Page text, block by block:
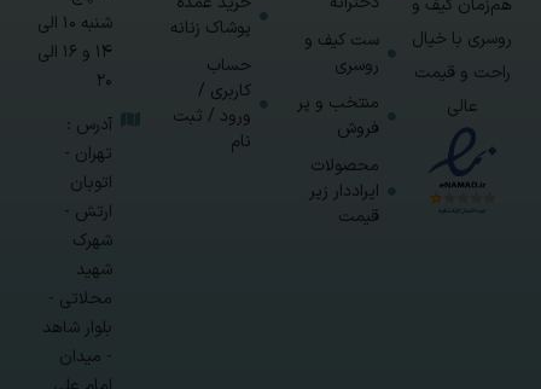
هم‌زمان کیف و
روسری با خیال
راحت و قیمت
عالی
ست کیف و
روسری
منتخب و پر
فروش
محصولات
ایراددار زیر
قیمت
پوشاک زنانه
حساب
کاربری /
ورود / ثبت
نام
شنبه 10 الی
14 و 16 الی
20
آدرس :
تهران -
اتوبان
ارتش -
شهرک
شهید
محلاتی -
بلوار شاهد
- میدان